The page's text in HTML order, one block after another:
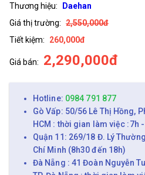
Thương hiệu:
Daehan
Giá thị trường: 2,550,000đ
Tiết kiệm:
260,000đ
Giá bán: 2,290,000đ
Hotline: 0984 791 877
Gò Vấp: 50/56 Lê Thị Hồng,
HCM : thời gian làm việc :7h
Quận 11: 269/18 Đ. Lý
Chí Minh (8h30 đến 18h)
Đà Nẵng : 41 Đoàn Nguyễn